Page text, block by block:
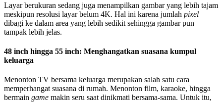
Layar berukuran sedang juga menampilkan gambar yang lebih tajam
meskipun resolusi layar belum 4K. Hal ini karena jumlah pixel
dibagi ke dalam area yang lebih sedikit sehingga gambar pun
tampak lebih jelas.
48 inch hingga 55 inch: Menghangatkan suasana kumpul
keluarga
Menonton TV bersama keluarga merupakan salah satu cara
memperhangat suasana di rumah. Menonton film, karaoke, hingga
bermain game makin seru saat dinikmati bersama-sama. Untuk itu,